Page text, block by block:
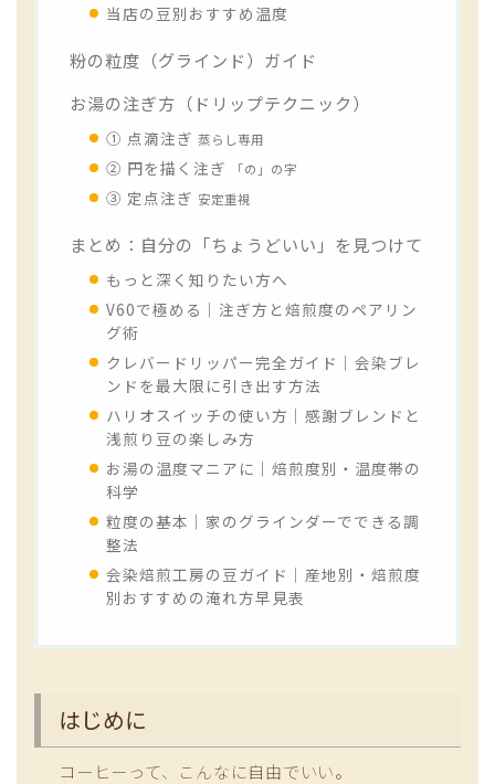
当店の豆別おすすめ温度
粉の粒度（グラインド）ガイド
お湯の注ぎ方（ドリップテクニック）
① 点滴注ぎ蒸らし専用
② 円を描く注ぎ 「の」の字
③ 定点注ぎ 安定重視
まとめ：自分の「ちょうどいい」を見つけて
もっと深く知りたい方へ
V60で極める｜注ぎ方と焙煎度のペアリン
グ術
クレバードリッパー完全ガイド｜会染ブレ
ンドを最大限に引き出す方法
ハリオスイッチの使い方｜感謝ブレンドと
浅煎り豆の楽しみ方
お湯の温度マニアに｜焙煎度別・温度帯の
科学
粒度の基本｜家のグラインダーでできる調
整法
会染焙煎工房の豆ガイド｜産地別・焙煎度
別おすすめの淹れ方早見表
はじめに
コーヒーって、こんなに自由でいい。